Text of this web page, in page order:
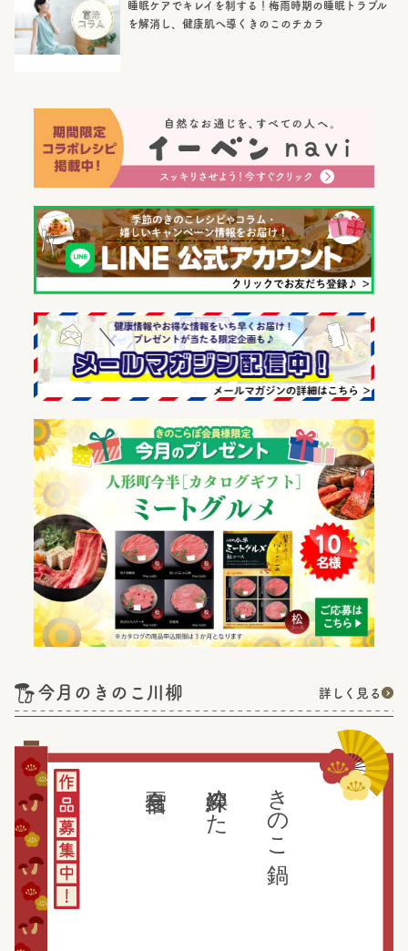
睡眠ケアでキレイを制する！梅雨時期の睡眠トラブル
を解消し、健康肌へ導くきのこのチカラ
今月のきのこ川柳 詳しく見る
きのこ鍋
絆深めた